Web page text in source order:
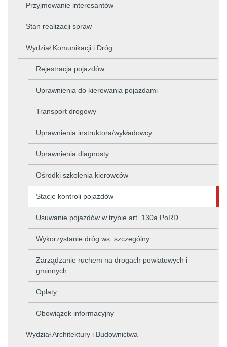
Przyjmowanie interesantów
Stan realizacji spraw
Wydział Komunikacji i Dróg
Rejestracja pojazdów
Uprawnienia do kierowania pojazdami
Transport drogowy
Uprawnienia instruktora/wykładowcy
Uprawnienia diagnosty
Ośrodki szkolenia kierowców
Stacje kontroli pojazdów
Usuwanie pojazdów w trybie art. 130a PoRD
Wykorzystanie dróg ws. szczególny
Zarządzanie ruchem na drogach powiatowych i
gminnych
Opłaty
Obowiązek informacyjny
Wydział Architektury i Budownictwa